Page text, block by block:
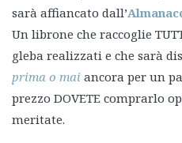
sarà affiancato dall’
Un librone che raccoglie
gleba realizzati e che sarà
prima o mai ancora per un
prezzo DOVETE comprarlo
meritate.